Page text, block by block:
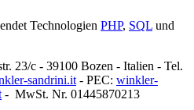
Technologien PHP, SQL und
23/c - 39100 Bozen - Italien - Tel.
sandrini.it- PEC: winkler-
- MwSt. Nr. 01445870213